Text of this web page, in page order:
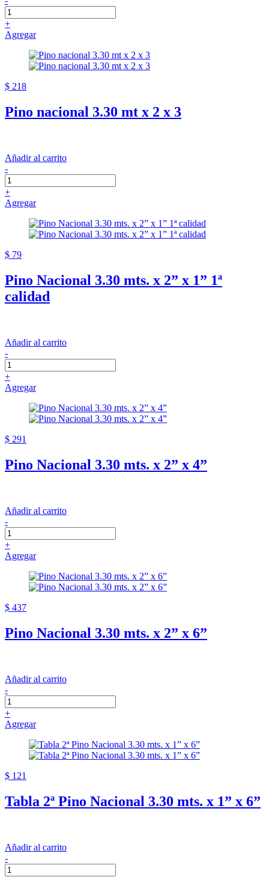
+
Agregar
$ 218
Pino nacional 3.30 mt x 2 x 3
Añadir al carrito
-
+
Agregar
$ 79
Pino Nacional 3.30 mts. x 2” x 1” 1ª
calidad
Añadir al carrito
-
+
Agregar
$ 291
Pino Nacional 3.30 mts. x 2” x 4”
Añadir al carrito
-
+
Agregar
$ 437
Pino Nacional 3.30 mts. x 2” x 6”
Añadir al carrito
-
+
Agregar
$ 121
Tabla 2ª Pino Nacional 3.30 mts. x 1” x 6”
Añadir al carrito
-